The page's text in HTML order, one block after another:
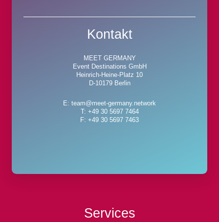
Kontakt
MEET GERMANY
Event Destinations GmbH
Heinrich-Heine-Platz 10
D-10179 Berlin
E: team@meet-germany.network
T: +49 30 5697 7464
F: +49 30 5697 7463
Services